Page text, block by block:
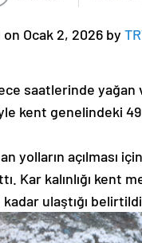
Ocak 2, 2026 by
saatlerinde yağan
kent genelindeki
yolların açılması
Kar kalınlığı
ulaştığı